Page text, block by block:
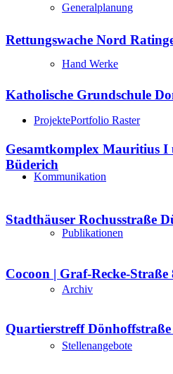
Generalplanung
Hand Werke
ProjektePortfolio Raster
Kommunikation
Publikationen
Archiv
Stellenangebote
Rettungswache Nord
Katholische Grundschule
Gesamtkomplex Mauritius I
Büderich
Stadthäuser Rochusstraße
Cocoon | Graf-Recke-Straße
Quartierstreff